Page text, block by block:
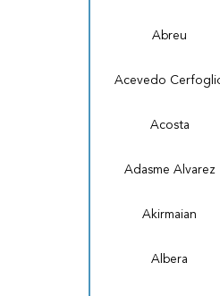
Abreu
Acevedo
Acosta
Adasme Alvarez
Akirmaian
Albera